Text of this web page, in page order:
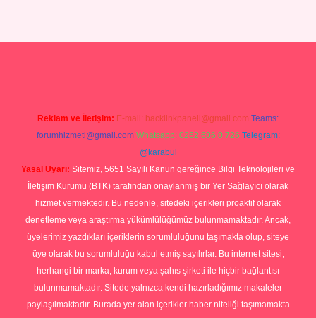
Reklam ve İletişim: E-mail: backlinkpaneli@gmail.com Teams:
forumhizmeti@gmail.com Whatsapp: 0262 606 0 726 Telegram:
@karabul
Yasal Uyarı: Sitemiz, 5651 Sayılı Kanun gereğince Bilgi Teknolojileri ve
İletişim Kurumu (BTK) tarafından onaylanmış bir Yer Sağlayıcı olarak
hizmet vermektedir. Bu nedenle, sitedeki içerikleri proaktif olarak
denetleme veya araştırma yükümlülüğümüz bulunmamaktadır. Ancak,
üyelerimiz yazdıkları içeriklerin sorumluluğunu taşımakta olup, siteye
üye olarak bu sorumluluğu kabul etmiş sayılırlar. Bu internet sitesi,
herhangi bir marka, kurum veya şahıs şirketi ile hiçbir bağlantısı
bulunmamaktadır. Sitede yalnızca kendi hazırladığımız makaleler
paylaşılmaktadır. Burada yer alan içerikler haber niteliği taşımamakta